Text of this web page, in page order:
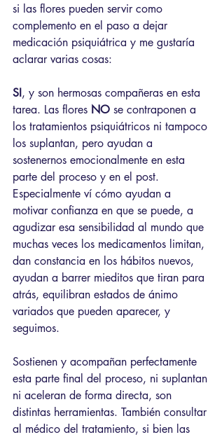
si las flores pueden servir como
complemento en el paso a dejar
medicación psiquiátrica y me gustaría
aclarar varias cosas:
SI, y son hermosas compañeras en esta
tarea. Las flores NO se contraponen a
los tratamientos psiquiátricos ni tampoco
los suplantan, pero ayudan a
sostenernos emocionalmente en esta
parte del proceso y en el post.
Especialmente ví cómo ayudan a
motivar confianza en que se puede, a
agudizar esa sensibilidad al mundo que
muchas veces los medicamentos limitan,
dan constancia en los hábitos nuevos,
ayudan a barrer mieditos que tiran para
atrás, equilibran estados de ánimo
variados que pueden aparecer, y
seguimos.
Sostienen y acompañan perfectamente
esta parte final del proceso, ni suplantan
ni aceleran de forma directa, son
distintas herramientas. También consultar
al médico del tratamiento, si bien las